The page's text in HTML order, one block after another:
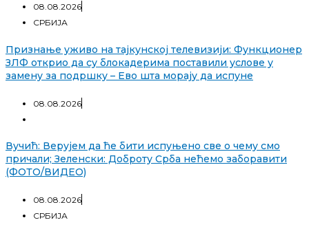
08.08.2026
СРБИЈА
Признање уживо на тајкунској телевизији: Функционер
ЗЛФ открио да су блокадерима поставили услове у
замену за подршку – Ево шта морају да испуне
08.08.2026
Вучић: Верујем да ће бити испуњено све о чему смо
причали; Зеленски: Доброту Срба нећемо заборавити
(ФОТО/ВИДЕО)
08.08.2026
СРБИЈА